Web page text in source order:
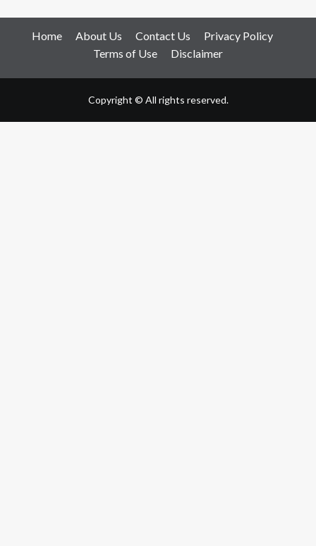
Home About Us Contact Us
Privacy Policy
Terms of Use
Disclaimer